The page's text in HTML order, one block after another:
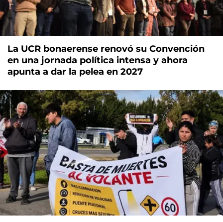
La UCR bonaerense renovó su Convención
en una jornada política intensa y ahora
apunta a dar la pelea en 2027